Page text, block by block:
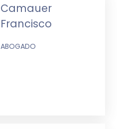
Camauer
Francisco
ABOGADO